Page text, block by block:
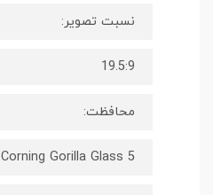
نسبت تصویر:
19.5:9
محافظت:
Corning Gorilla Glass 5